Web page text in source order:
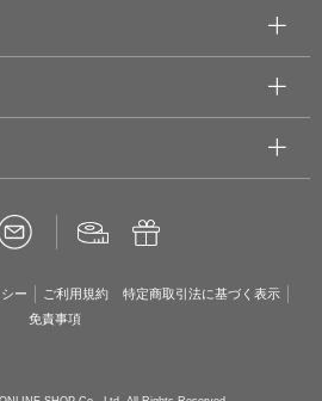
ー ご利用規約
特定商取引法に基づく表示
免責事項